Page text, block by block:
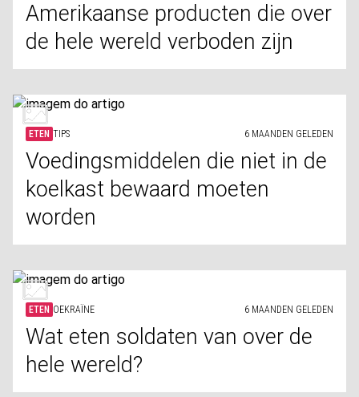
Amerikaanse producten die over
de hele wereld verboden zijn
ETEN TIPS 6 MAANDEN GELEDEN
Voedingsmiddelen die niet in de
koelkast bewaard moeten
worden
ETEN OEKRAÏNE 6 MAANDEN GELEDEN
Wat eten soldaten van over de
hele wereld?